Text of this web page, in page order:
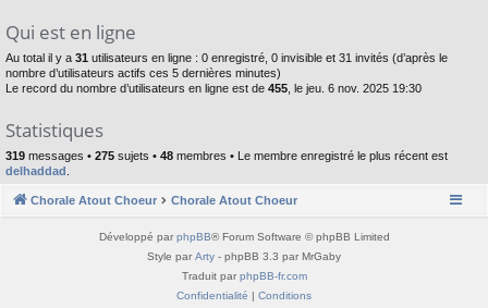
Qui est en ligne
Au total il y a 31 utilisateurs en ligne : 0 enregistré, 0 invisible et 31 invités (d’après le
nombre d’utilisateurs actifs ces 5 dernières minutes)
Le record du nombre d’utilisateurs en ligne est de 455 , le jeu. 6 nov. 2025 19:30
Statistiques
319 messages • 275 sujets • 48 membres • Le membre enregistré le plus récent est
delhaddad
Chorale Atout Choeur Chorale Atout Choeur
Développé par phpBB® Forum Software © phpBB Limited
Style par Arty - phpBB 3.3 par MrGaby
Traduit par phpBB-fr.com
Confidentialité
Conditions